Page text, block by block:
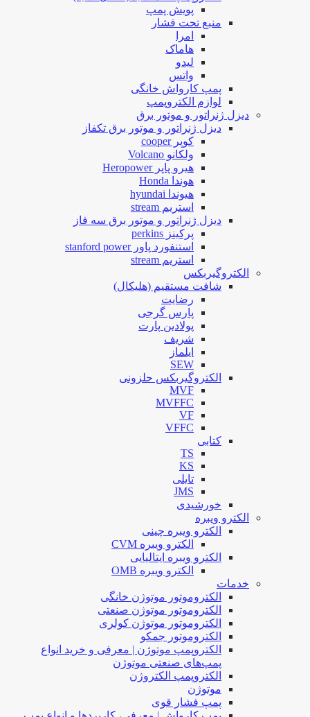
پویش پمپ
منبع تحت فشار
امرا
هاماک
لیدو
واتس
پمپ کارواش خانگی
لوازم الکتروپمپ
دیزل ژنراتور و موتور برق
دیزل ژنراتور و موتور برق تکفاز
کوپر cooper
ولکانو Volcano
هیرو پاپر Heropower
هوندا Honda
هیوندا hyundai
استریم stream
دیزل ژنراتور و موتور برق سه فاز
پرکینز perkins
استنفورد پاور stanford power
استریم stream
الکتروگیربکس
شافت مستقیم (هلیکال)
رضایت
پارس گرجی
پولادین پارت
شریف
ایلماز
SEW
الکتروگیربکس حلزونی
MVF
MVFFC
VF
VFFC
کتابی
TS
KS
تایلی
JMS
خورشیدی
الکترو ویبره
الکترو ویبره چینی
الکترو ویبره CVM
الکترو ویبره ایتالیایی
الکترو ویبره OMB
خدمات
الکتروموتور موتوژن خانگی
الکتروموتور موتوژن صنعتی
الکتروموتور موتوژن کولری
الکتروموتور جمکو
الکتروپمپ موتوژن | معرفی و خرید انواع
پمپ‌های صنعتی موتوژن
الکتروپمپ الکتروژن
موتوژن
پمپ فشار قوی